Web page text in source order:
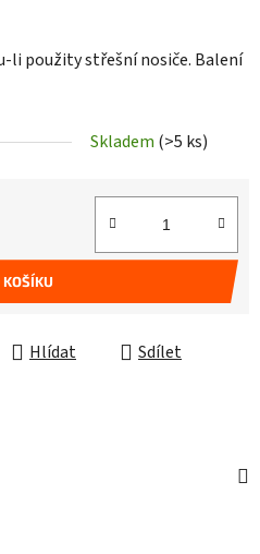
li použity střešní nosiče. Balení
Skladem (>5 ks)
KOŠÍKU
Hlídat Sdílet